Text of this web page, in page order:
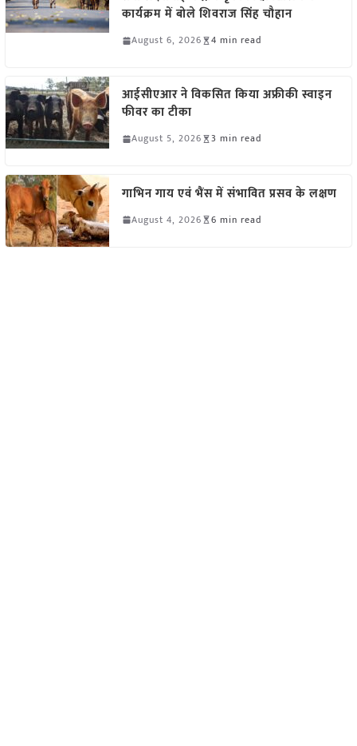
कार्यक्रम में बोले शिवराज सिंह चौहान
August 6, 2026 4 min read
आईसीएआर ने विकसित किया अफ्रीकी स्वाइन
फीवर का टीका
August 5, 2026 3 min read
गाभिन गाय एवं भैंस में संभावित प्रसव के लक्षण
August 4, 2026 6 min read